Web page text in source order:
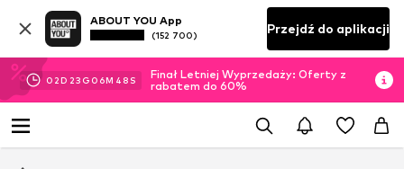
ABOUT YOU App
(152 700) Przejdź do aplikacji
02D 23 G 06M 48 S
Finał Letniej Wyprzedaży: Oferty z
rabatem do 60%